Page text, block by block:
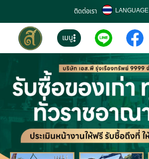
ติดต่อเรา LANGUAGE
เมนู